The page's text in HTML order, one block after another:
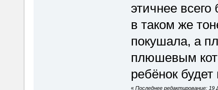
этичнее
в таком же
покушала, а
плюшевым
ребёнок
« Последнее редактирование: 19